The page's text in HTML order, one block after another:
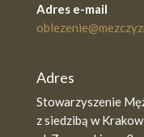
Adres e-mail
Adres
Stowarzyszenie
z siedzibą w